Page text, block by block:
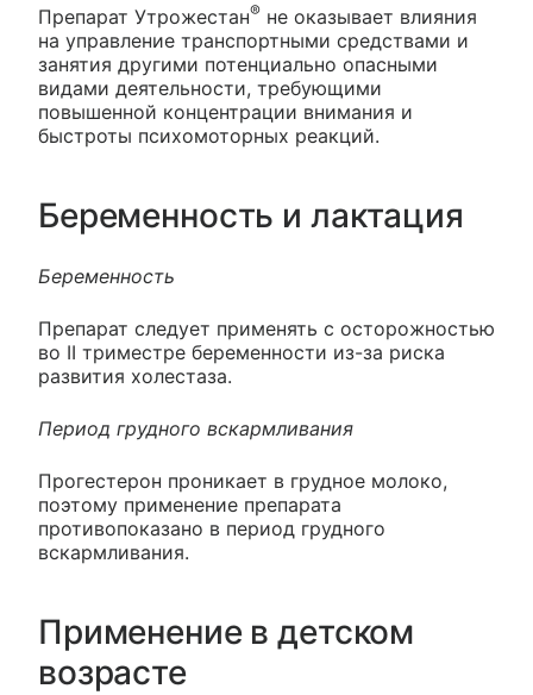
Препарат Утрожестан® не оказывает влияния
на управление транспортными средствами и
занятия другими потенциально опасными
видами деятельности, требующими
повышенной концентрации внимания и
быстроты психомоторных реакций.
Беременность и лактация
Беременность
Препарат следует применять с осторожностью
во II триместре беременности из-за риска
развития холестаза.
Период грудного вскармливания
Прогестерон проникает в грудное молоко,
поэтому применение препарата
противопоказано в период грудного
вскармливания.
Применение в детском
возрасте